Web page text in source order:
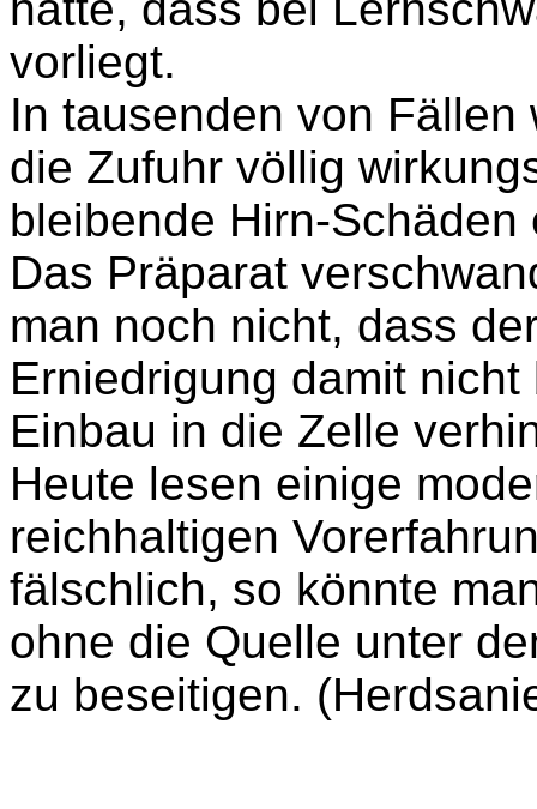
vorliegt.
In tausenden von
die Zufuhr völlig
bleibende Hirn-Schäden
Das Präparat
man noch nicht, dass
Erniedrigung damit
Einbau in die Zelle
Heute lesen einige
reichhaltigen
fälschlich, so könnte
ohne die Quelle unter
zu beseitigen.